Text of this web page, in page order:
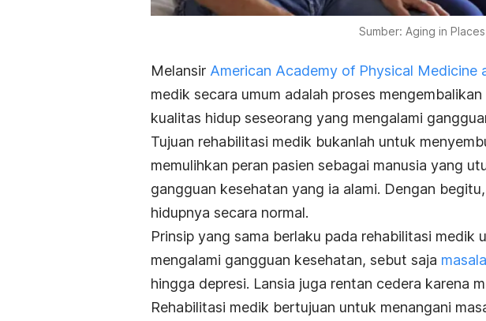
Sumber: Aging in Places
Melansir American Academy of Physical Medicine
medik secara umum adalah proses
kualitas hidup seseorang yang mengalami
Tujuan rehabilitasi medik bukanlah untuk
memulihkan peran pasien sebagai manusia yang
gangguan kesehatan yang ia alami. Dengan
hidupnya secara normal.
Prinsip yang sama berlaku pada rehabilitasi medik
mengalami gangguan kesehatan, sebut saja
hingga depresi. Lansia juga rentan cedera karena
Rehabilitasi medik bertujuan untuk menangani